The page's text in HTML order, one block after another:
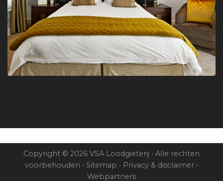
Copyright © 2026 VSA Loodgieterij • Alle rechten
voorbehouden • Sitemap • Privacy & disclaimer •
Webpartners